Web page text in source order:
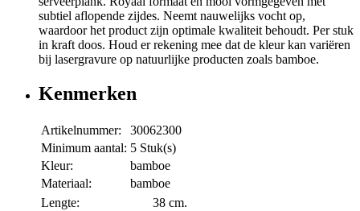
subtiel aflopende zijdes. Neemt nauwelijks vocht op,
waardoor het product zijn optimale kwaliteit behoudt. Per stuk
in kraft doos. Houd er rekening mee dat de kleur kan variëren
bij lasergravure op natuurlijke producten zoals bamboe.
Kenmerken
Artikelnummer:
30062300
Minimum aantal: 5 Stuk(s)
Kleur:
bamboe
Materiaal:
bamboe
Lengte:
38 cm.